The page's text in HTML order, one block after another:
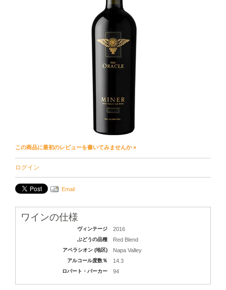
この商品に最初のレビューを書いてみませんか »
ログイン
Email
ワインの仕様
ヴィンテージ 2016
ぶどうの品種 Red Blend
アペラシオン (地区) Napa Valley
アルコール度数％ 14.3
ロバート・パーカー 94